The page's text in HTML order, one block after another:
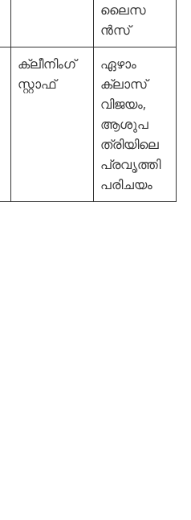
ലൈസ
ന്‍സ്
ക്ലീനിംഗ്
സ്റ്റാഫ്
ഏഴാം
ക്ലാസ്
വിജയം,
ആശുപ
ത്രിയിലെ
പ്രവൃത്തി
പരിചയം